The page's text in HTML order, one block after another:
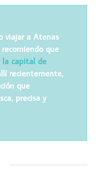
viajar a Atenas
que
la capital de
recientemente,
que
precisa y